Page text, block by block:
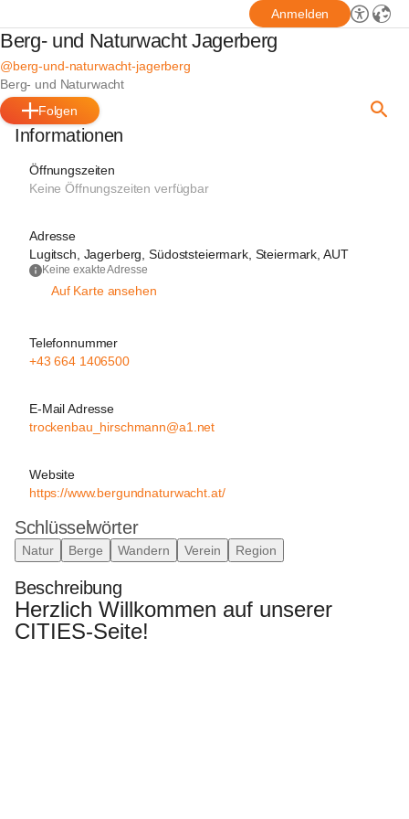
Anmelden
Berg- und Naturwacht Jagerberg
@berg-und-naturwacht-jagerberg
Berg- und Naturwacht
Folgen
Informationen
Öffnungszeiten
Keine Öffnungszeiten verfügbar
Adresse
Lugitsch, Jagerberg, Südoststeiermark, Steiermark, AUT
Keine exakte Adresse
Auf Karte ansehen
Telefonnummer
+43 664 1406500
E-Mail Adresse
trockenbau_hirschmann@a1.net
Website
https://www.bergundnaturwacht.at/
Schlüsselwörter
Natur Berge Wandern Verein Region
Beschreibung
Herzlich Willkommen auf unserer
CITIES-Seite!